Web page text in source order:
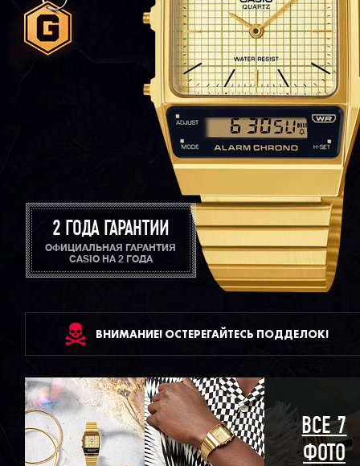
2 ГОДА ГАРАНТИИ
ОФИЦИАЛЬНАЯ ГАРАНТИЯ
CASIO НА 2 ГОДА
ВНИМАНИЕ! ОСТЕРЕГАЙТЕСЬ ПОДДЕЛОК!
ВСЕ 7
ФОТО